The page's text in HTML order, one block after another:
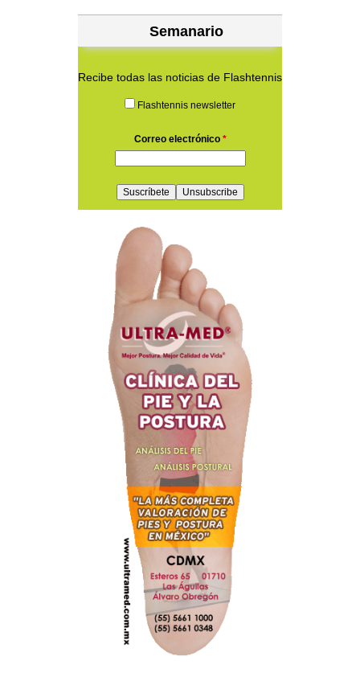
Semanario
Recibe todas las noticias de Flashtennis
Flashtennis newsletter
Correo electrónico *